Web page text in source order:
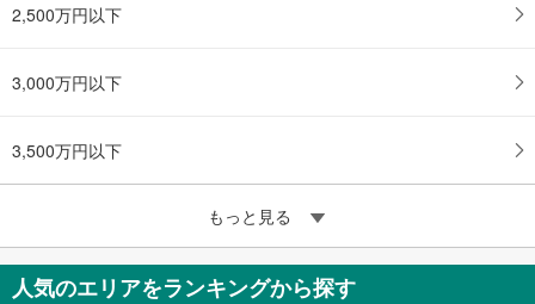
2,500万円以下
3,000万円以下
3,500万円以下
もっと見る
人気のエリアをランキングから探す